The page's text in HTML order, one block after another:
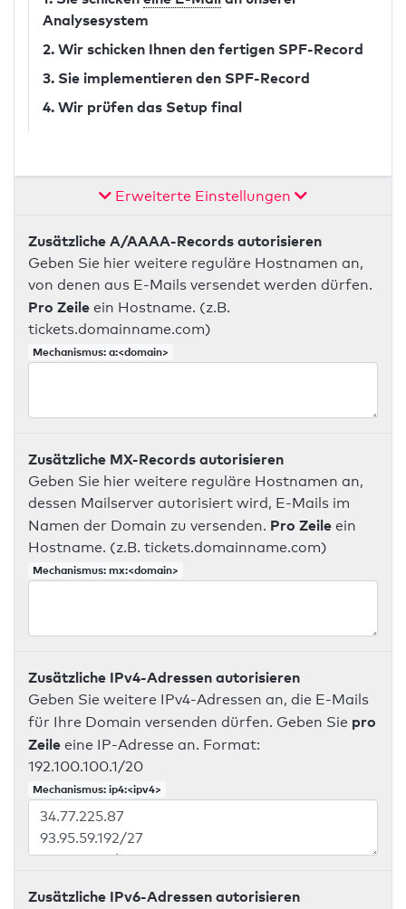
Analysesystem
2. Wir schicken Ihnen den fertigen SPF-Record
3. Sie implementieren den SPF-Record
4. Wir prüfen das Setup final
Erweiterte Einstellungen
Zusätzliche A/AAAA-Records autorisieren
Geben Sie hier weitere reguläre Hostnamen an,
von denen aus E-Mails versendet werden dürfen.
Pro Zeile ein Hostname. (z.B.
tickets.domainname.com)
Mechanismus: a:<domain>
Zusätzliche MX-Records autorisieren
Geben Sie hier weitere reguläre Hostnamen an,
dessen Mailserver autorisiert wird, E-Mails im
Namen der Domain zu versenden. Pro Zeile ein
Hostname. (z.B. tickets.domainname.com)
Mechanismus: mx:<domain>
Zusätzliche IPv4-Adressen autorisieren
Geben Sie weitere IPv4-Adressen an, die E-Mails
für Ihre Domain versenden dürfen. Geben Sie pro
Zeile eine IP-Adresse an. Format:
192.100.100.1/20
Mechanismus: ip4:<ipv4>
Zusätzliche IPv6-Adressen autorisieren